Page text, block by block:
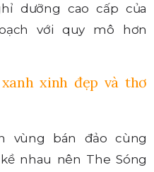
dưỡng cao cấp của
với quy mô hơn
xinh đẹp và thơ
vùng bán đảo cùng
nhau nên The Sóng